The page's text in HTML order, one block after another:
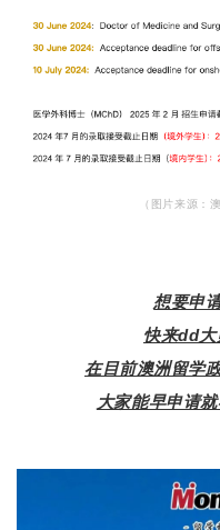
（图片来源：
想要申
快来dd
在目前澳洲留学
大家能早申请